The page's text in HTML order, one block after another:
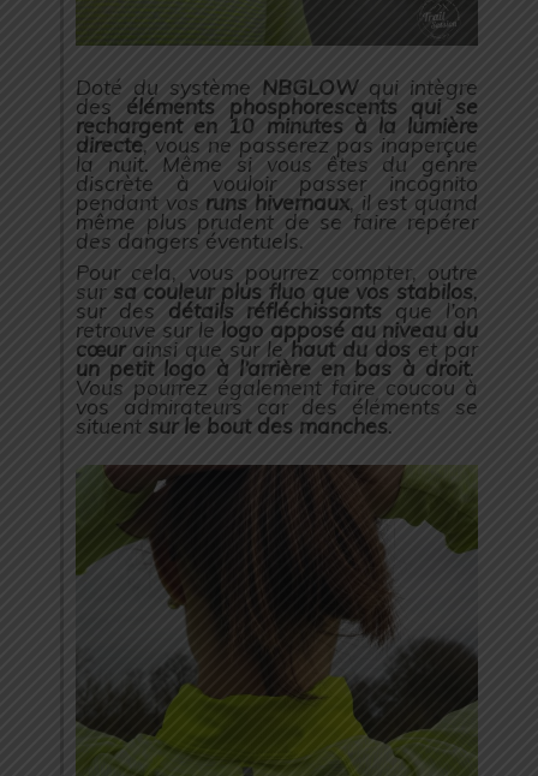
Doté du système NBGLOW qui intègre
des éléments phosphorescents qui se
rechargent en 10 minutes à la lumière
directe, vous ne passerez pas inaperçue
la nuit. Même si vous êtes du genre
discrète à vouloir passer incognito
pendant vos runs hivernaux, il est quand
même plus prudent de se faire repérer
des dangers éventuels.
Pour cela, vous pourrez compter, outre
sur sa couleur plus fluo que vos stabilos,
sur des détails réfléchissants que l’on
retrouve sur le logo apposé au niveau du
cœurainsi que sur lehaut du dos et par
un petit logo à l’arrière en bas à droit.
Vous pourrez également faire coucou à
vos admirateurs car des éléments se
situent sur le bout des manches.